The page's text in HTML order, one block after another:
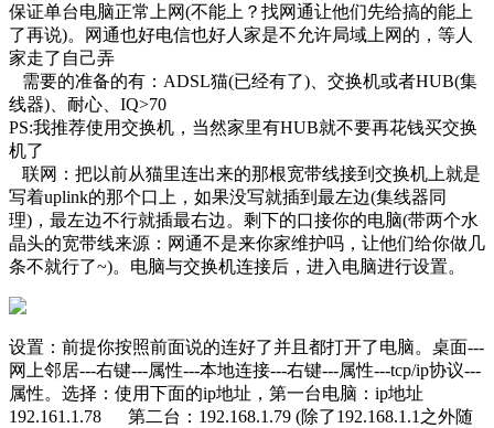
保证单台电脑正常上网(不能上？找网通让他们先给搞的能上
了再说)。网通也好电信也好人家是不允许局域上网的，等人
家走了自己弄
需要的准备的有：ADSL猫(已经有了)、交换机或者HUB(集
线器)、耐心、IQ>70
PS:我推荐使用交换机，当然家里有HUB就不要再花钱买交换
机了
联网：把以前从猫里连出来的那根宽带线接到交换机上就是
写着uplink的那个口上，如果没写就插到最左边(集线器同
理)，最左边不行就插最右边。剩下的口接你的电脑(带两个水
晶头的宽带线来源：网通不是来你家维护吗，让他们给你做几
条不就行了~)。电脑与交换机连接后，进入电脑进行设置。
设置：前提你按照前面说的连好了并且都打开了电脑。桌面---
网上邻居---右键---属性---本地连接---右键---属性---tcp/ip协议---
属性。选择：使用下面的ip地址，第一台电脑：ip地址
192.161.1.78 第二台：192.168.1.79 (除了192.168.1.1之外随